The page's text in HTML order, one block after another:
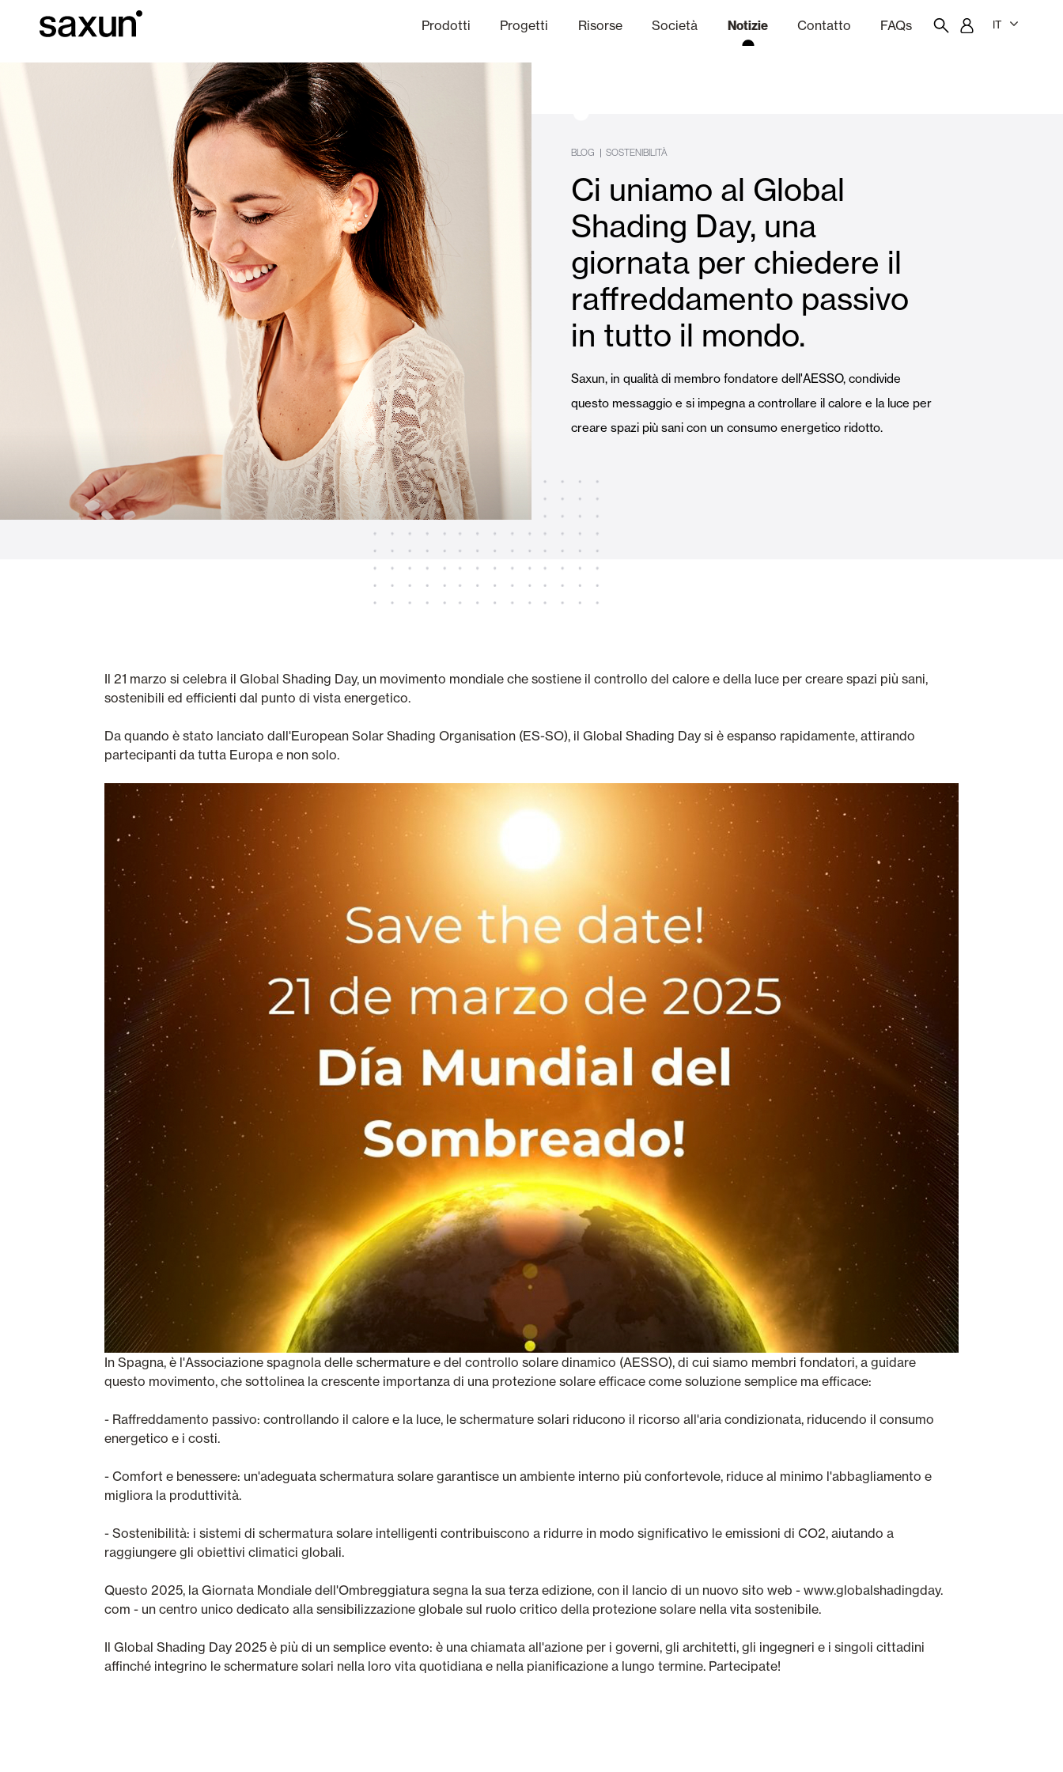
Prodotti
Cassonetti e Tapparelle Avvolgibili Pergole Bioclimatiche
Alicantinas e Tende a Stringhe Tende Esterne Porte Automatiche
Progetti
Uffici Famiglie
Risorse
Informazioni tecniche
Società
Canale Etico
Notizie Contatto FAQs IT
BLOG | SOSTENIBILITÀ
Ci uniamo al Global
Shading Day, una
giornata per chiedere il
raffreddamento passivo
in tutto il mondo.
Saxun, in qualità di membro fondatore dell'AESSO, condivide
questo messaggio e si impegna a controllare il calore e la luce per
creare spazi più sani con un consumo energetico ridotto.
Il 21 marzo si celebra il Global Shading Day, un movimento mondiale che sostiene il controllo del calore e della luce per creare spazi più sani,
sostenibili ed efficienti dal punto di vista energetico.
Da quando è stato lanciato dall'European Solar Shading Organisation (ES-SO), il Global Shading Day si è espanso rapidamente, attirando
partecipanti da tutta Europa e non solo.
In Spagna, è l'Associazione spagnola delle schermature e del controllo solare dinamico (AESSO), di cui siamo membri fondatori, a guidare
questo movimento, che sottolinea la crescente importanza di una protezione solare efficace come soluzione semplice ma efficace:
- Raffreddamento passivo: controllando il calore e la luce, le schermature solari riducono il ricorso all'aria condizionata, riducendo il consumo
energetico e i costi.
- Comfort e benessere: un'adeguata schermatura solare garantisce un ambiente interno più confortevole, riduce al minimo l'abbagliamento e
migliora la produttività.
- Sostenibilità: i sistemi di schermatura solare intelligenti contribuiscono a ridurre in modo significativo le emissioni di CO2, aiutando a
raggiungere gli obiettivi climatici globali.
Questo 2025, la Giornata Mondiale dell'Ombreggiatura segna la sua terza edizione, con il lancio di un nuovo sito web - www.globalshadingday.
com - un centro unico dedicato alla sensibilizzazione globale sul ruolo critico della protezione solare nella vita sostenibile.
Il Global Shading Day 2025 è più di un semplice evento: è una chiamata all'azione per i governi, gli architetti, gli ingegneri e i singoli cittadini
affinché integrino le schermature solari nella loro vita quotidiana e nella pianificazione a lungo termine. Partecipate!